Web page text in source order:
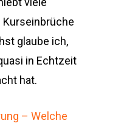
glaube ich,
in Echtzeit
hat.
– Welche